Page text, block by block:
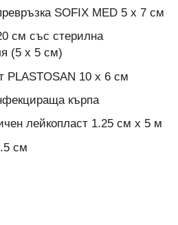
SOFIX MED 5 х 7 см
см със стерилна
(5 х 5 см)
PLASTOSAN 10 х 6 см
кърпа
лейкопласт 1.25 см х 5 м
см